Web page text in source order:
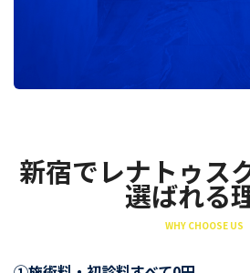
新宿でレナトゥス
選ばれる
WHY CHOOSE US